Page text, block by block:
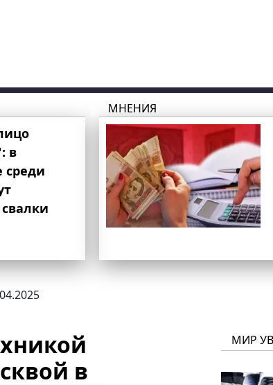
в
среди
МНЕНИЯ
в
МИР